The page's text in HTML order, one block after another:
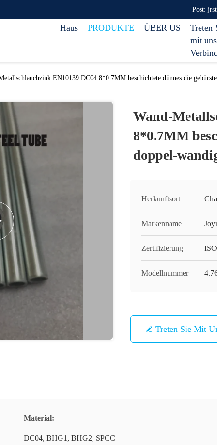
Post:
Haus PRODUKTE ÜBER US
Treten
mit
EN10139 DC04 8*0.7MM beschichtete dünnes die
Wand-
8*0.7MM
doppel-
Herkunftsort
Markenname
Zertifizierung
Modellnummer
Treten Sie Mit
Material:
DC04, BHG1, BHG2, SPCC